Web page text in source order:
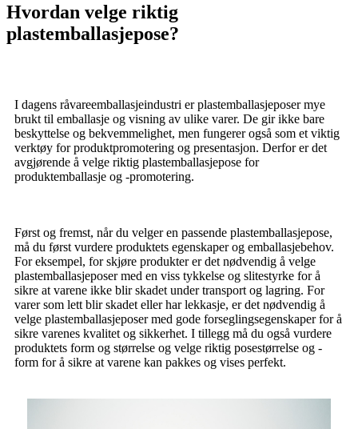
Hvordan velge riktig
plastemballasjepose?
I dagens råvareemballasjeindustri er plastemballasjeposer mye
brukt til emballasje og visning av ulike varer. De gir ikke bare
beskyttelse og bekvemmelighet, men fungerer også som et viktig
verktøy for produktpromotering og presentasjon. Derfor er det
avgjørende å velge riktig plastemballasjepose for
produktemballasje og -promotering.
Først og fremst, når du velger en passende plastemballasjepose,
må du først vurdere produktets egenskaper og emballasjebehov.
For eksempel, for skjøre produkter er det nødvendig å velge
plastemballasjeposer med en viss tykkelse og slitestyrke for å
sikre at varene ikke blir skadet under transport og lagring. For
varer som lett blir skadet eller har lekkasje, er det nødvendig å
velge plastemballasjeposer med gode forseglingsegenskaper for å
sikre varenes kvalitet og sikkerhet. I tillegg må du også vurdere
produktets form og størrelse og velge riktig posestørrelse og -
form for å sikre at varene kan pakkes og vises perfekt.